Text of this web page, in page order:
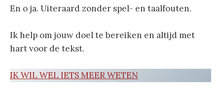
En o ja. Uiteraard zonder spel- en taalfouten.
Ik help om jouw doel te bereiken en altijd met
hart voor de tekst.
IK WIL WEL IETS MEER WETEN